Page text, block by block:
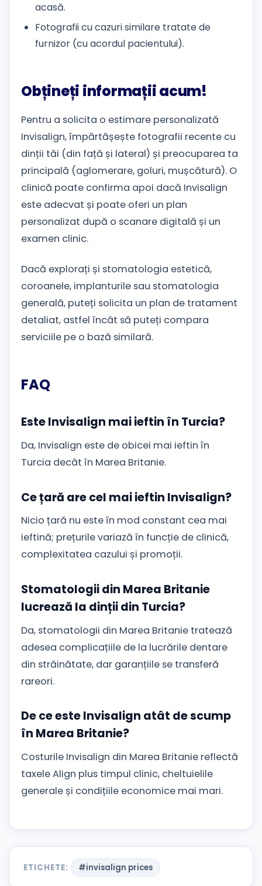
acasă.
Fotografii cu cazuri similare tratate de
furnizor (cu acordul pacientului).
Obțineți informații acum!
Pentru a solicita o estimare personalizată
Invisalign, împărtășește fotografii recente cu
dinții tăi (din față și lateral) și preocuparea ta
principală (aglomerare, goluri, mușcătură). O
clinică poate confirma apoi dacă Invisalign
este adecvat și poate oferi un plan
personalizat după o scanare digitală și un
examen clinic.
Dacă explorați și stomatologia estetică,
coroanele, implanturile sau stomatologia
generală, puteți solicita un plan de tratament
detaliat, astfel încât să puteți compara
serviciile pe o bază similară.
FAQ
Este Invisalign mai ieftin în Turcia?
Da, Invisalign este de obicei mai ieftin în
Turcia decât în ​​Marea Britanie.
Ce țară are cel mai ieftin Invisalign?
Nicio țară nu este în mod constant cea mai
ieftină; prețurile variază în funcție de clinică,
complexitatea cazului și promoții.
Stomatologii din Marea Britanie
lucrează la dinții din Turcia?
Da, stomatologii din Marea Britanie tratează
adesea complicațiile de la lucrările dentare
din străinătate, dar garanțiile se transferă
rareori.
De ce este Invisalign atât de scump
în Marea Britanie?
Costurile Invisalign din Marea Britanie reflectă
taxele Align plus timpul clinic, cheltuielile
generale și condițiile economice mai mari.
ETICHETE: #invisalign prices